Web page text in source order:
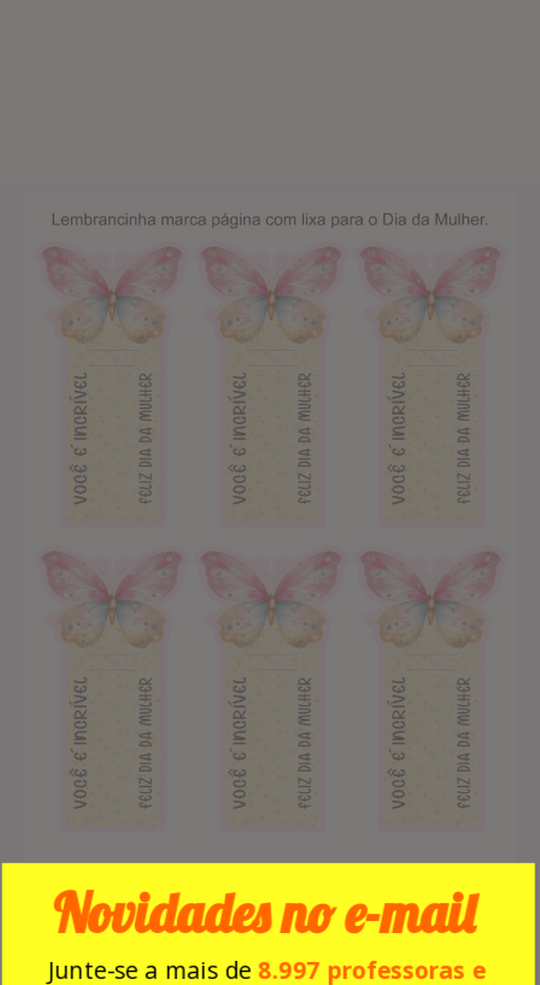
Lembrancinha Marca-Página Dia da Mulher com Lixa de Unha
Junte-se a mais de8.997 professoras e
Novidades no e-mail